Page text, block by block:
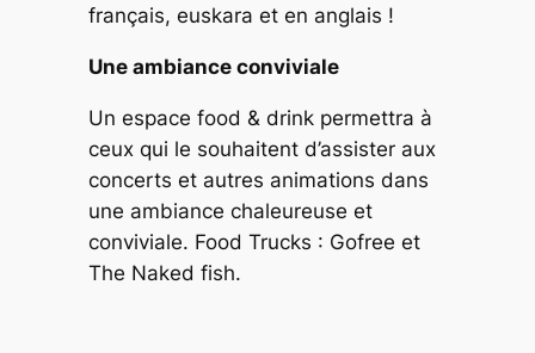
français, euskara et en anglais !
Une ambiance conviviale
Un espace food & drink permettra à
ceux qui le souhaitent d’assister aux
concerts et autres animations dans
une ambiance chaleureuse et
conviviale. Food Trucks : Gofree et
The Naked fish.